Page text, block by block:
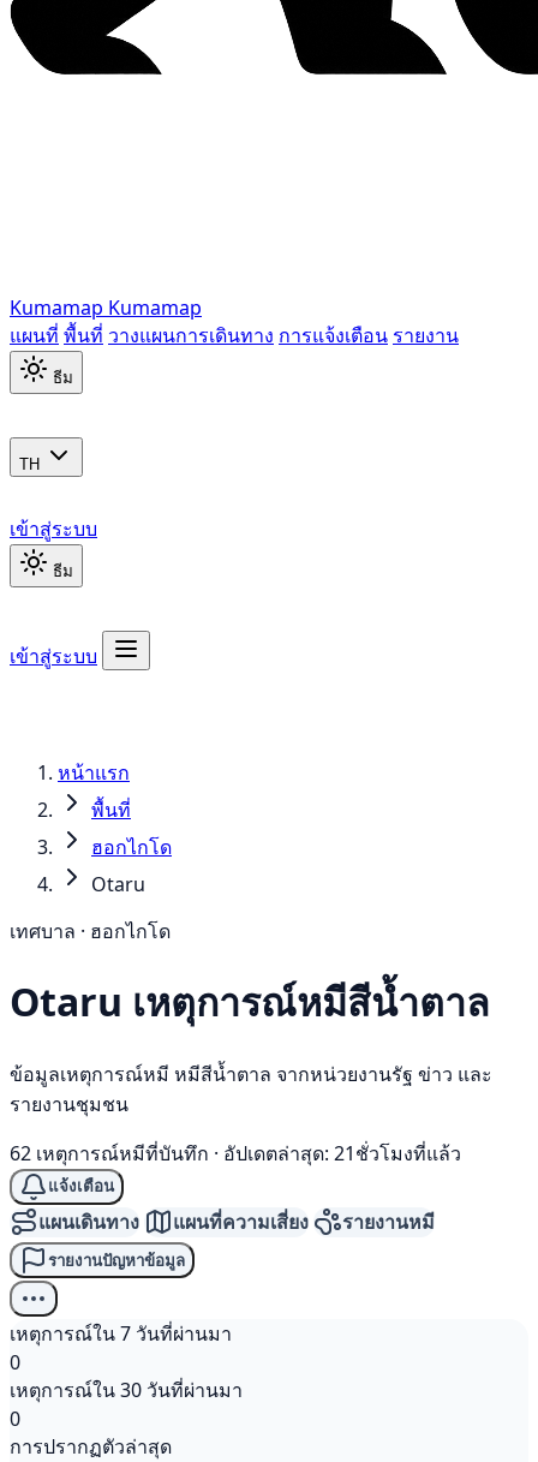
Kumamap Kumamap
แผนที่ พื้นที่ วางแผนการเดินทาง การแจ้งเตือน รายงาน
ธีม
TH
เข้าสู่ระบบ
ธีม
เข้าสู่ระบบ
หน้าแรก
พื้นที่
ฮอกไกโด
Otaru
เทศบาล · ฮอกไกโด
Otaru เหตุการณ์หมีสีน้ำตาล
ข้อมูลเหตุการณ์หมี หมีสีน้ำตาล จากหน่วยงานรัฐ ข่าว และ
รายงานชุมชน
62 เหตุการณ์หมีที่บันทึก · อัปเดตล่าสุด: 21ชั่วโมงที่แล้ว
แจ้งเตือน
แผนเดินทาง แผนที่ความเสี่ยง รายงานหมี
รายงานปัญหาข้อมูล
เหตุการณ์ใน 7 วันที่ผ่านมา
0
เหตุการณ์ใน 30 วันที่ผ่านมา
0
การปรากฏตัวล่าสุด